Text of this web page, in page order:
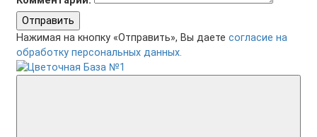
Отправить
Нажимая на кнопку «Отправить», Вы даете согласие на
обработку персональных данных.